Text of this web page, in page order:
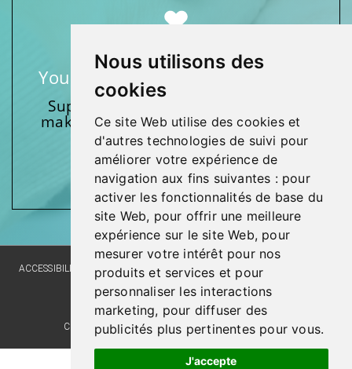
Nous utilisons des
cookies
Ce site Web utilise des cookies et
d'autres technologies de suivi pour
améliorer votre expérience de
navigation aux fins suivantes : pour
activer les fonctionnalités de base du
site Web, pour offrir une meilleure
expérience sur le site Web, pour
mesurer votre intérêt pour nos
produits et services et pour
personnaliser les interactions
marketing, pour diffuser des
publicités plus pertinentes pour vous.
J'accepte
Your support makes a difference
Support one of our foundations by
making a donation and participating
in activities.
Give generously!
ACCESSIBILITY SITE MAP LANGUAGE POLICY PRIVACY POLICY
WEBSITE DEVELOPMENT
COMMENTS, SUGGESTIONS, ACKNOWLEDGMENTS